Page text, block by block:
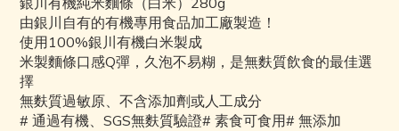
由銀川自有的有機專用食品加工廠製造！
使用100%銀川有機白米製成
米製麵條口感Q彈，久泡不易糊，是無麩質飲食的最佳選
擇
無麩質過敏原、不含添加劑或人工成分
# 通過有機、SGS無麩質驗證# 素食可食用# 無添加